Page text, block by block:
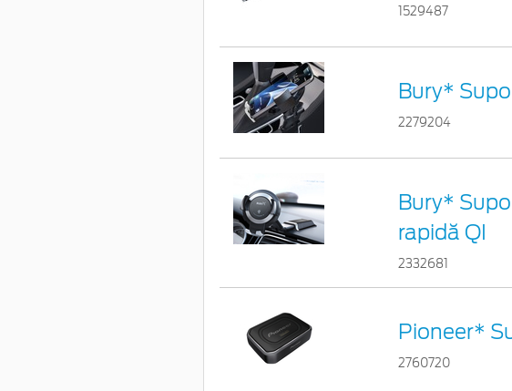
1529487
Bury*
2279204
Bury*
rapidă QI
2332681
Pioneer*
2760720